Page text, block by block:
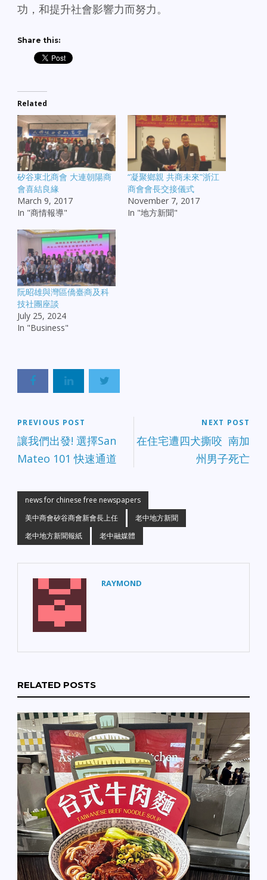
功，和提升社會影響力而努力。
Share this:
Related
矽谷東北商會 大連朝陽商
會喜結良緣
March 9, 2017
In "商情報導"
“凝聚鄉親 共商未來”浙江
商會會長交接儀式
November 7, 2017
In "地方新聞"
阮昭雄與灣區僑臺商及科
技社團座談
July 25, 2024
In "Business"
PREVIOUS POST
讓我們出發! 選擇San
Mateo 101 快速通道
NEXT POST
在住宅遭四犬撕咬 南加
州男子死亡
news for chinese free newspapers
美中商會矽谷商會新會長上任
老中地方新聞
老中地方新聞報紙
老中融媒體
RAYMOND
RELATED POSTS